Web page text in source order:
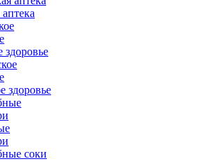
здоровье
здоровье